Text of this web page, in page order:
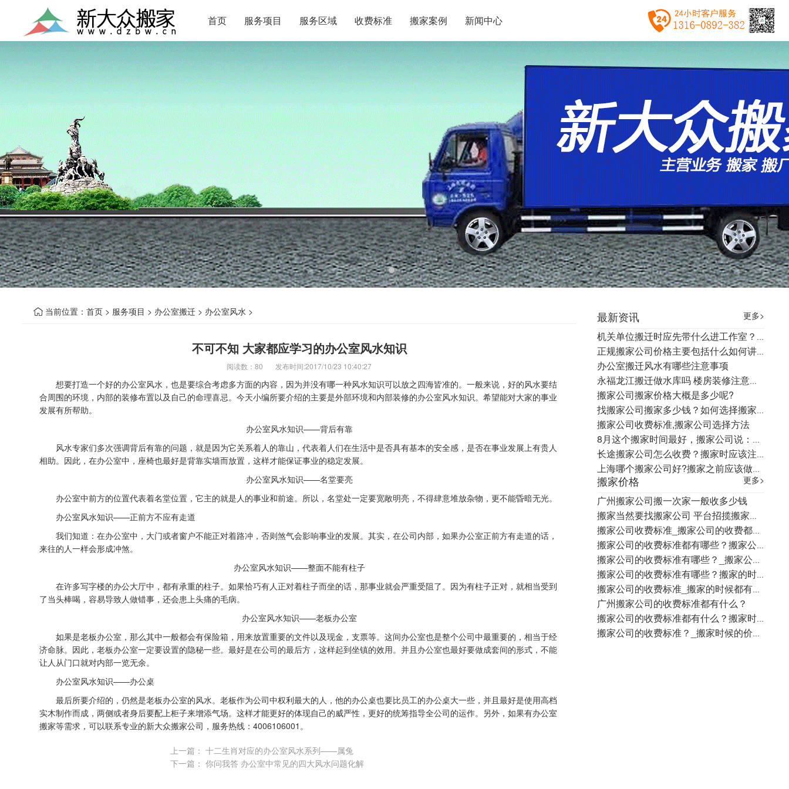
首页 服务项目 服务区域 收费标准 搬家案例 新闻中心
 当前位置： 首页 > 服务项目 > 办公室搬迁 > 办公室风水 >
不可不知 大家都应学习的办公室风水知识
阅读数： 80 发布时间:2017/10/23 10:40:27
想要打造一个好的办公室风水，也是要综合考虑多方面的内容，因为并没有哪一种风水知识可以放之四海皆准的。一般来说，好的风水要结
合周围的环境，内部的装修布置以及自己的命理喜忌。今天小编所要介绍的主要是外部环境和内部装修的办公室风水知识。希望能对大家的事业
发展有所帮助。
办公室风水知识——背后有靠
风水专家们多次强调背后有靠的问题，就是因为它关系着人的靠山，代表着人们在生活中是否具有基本的安全感，是否在事业发展上有贵人
相助。因此，在办公室中，座椅也最好是背靠实墙而放置，这样才能保证事业的稳定发展。
办公室风水知识——名堂要亮
办公室中前方的位置代表着名堂位置，它主的就是人的事业和前途。所以，名堂处一定要宽敞明亮，不得肆意堆放杂物，更不能昏暗无光。
办公室风水知识——正前方不应有走道
我们知道：在办公室中，大门或者窗户不能正对着路冲，否则煞气会影响事业的发展。其实，在公司内部，如果办公室正前方有走道的话，
来往的人一样会形成冲煞。
办公室风水知识——整面不能有柱子
在许多写字楼的办公大厅中，都有承重的柱子。如果恰巧有人正对着柱子而坐的话，那事业就会严重受阻了。因为有柱子正对，就相当受到
了当头棒喝，容易导致人做错事，还会患上头痛的毛病。
办公室风水知识——老板办公室
如果是老板办公室，那么其中一般都会有保险箱，用来放置重要的文件以及现金，支票等。这间办公室也是整个公司中最重要的，相当于经
济命脉。因此，老板办公室一定要设置的隐秘一些。最好是在公司的最后方，这样起到坐镇的效用。并且办公室也最好要做成套间的形式，不能
让人从门口就对内部一览无余。
办公室风水知识——办公桌
最后所要介绍的，仍然是老板办公室的风水。老板作为公司中权利最大的人，他的办公桌也要比员工的办公桌大一些，并且最好是使用高档
实木制作而成，两侧或者身后要配上柜子来增添气场。这样才能更好的体现自己的威严性，更好的统筹指导全公司的运作。另外，如果有办公室
搬家等需求，可以联系专业的新大众搬家公司，服务热线：4006106001。
上一篇： 十二生肖对应的办公室风水系列——属兔
下一篇： 你问我答 办公室中常见的四大风水问题化解
最新资讯 更多>
机关单位搬迁时应先带什么进工作室？有什么讲究
正规搬家公司价格主要包括什么如何讲价呢
办公室搬迁风水有哪些注意事项
永福龙江搬迁做水库吗 楼房装修注意事项
搬家公司搬家价格大概是多少呢?
找搬家公司搬家多少钱？如何选择搬家公司？
搬家公司收费标准,搬家公司选择方法
8月这个搬家时间最好，搬家公司说：富豪搬家都在这一天！
长途搬家公司怎么收费？搬家时应该注意什么？
上海哪个搬家公司好?搬家之前应该做什么样的准备?
搬家价格 更多>
广州搬家公司搬一次家一般收多少钱
搬家当然要找搬家公司 平台招揽搬家生意，只运 不搬 你知道吗
搬家公司收费标准_搬家公司的收费都有什么标准？
搬家公司的收费标准都有哪些？搬家公司的价格都分哪些步骤？
搬家公司的收费标准有哪些？_搬家公司的费用都包括什么？
搬家公司的收费标准有哪些？搬家的时候都是怎么收费的？
搬家公司的收费标准_搬家的时候都有哪些费用影响？
广州搬家公司的收费标准都有什么？
搬家公司的收费标准都有什么？搬家时候都有哪些费用？
搬家公司的收费标准？_搬家时候的价格都和什么有关？